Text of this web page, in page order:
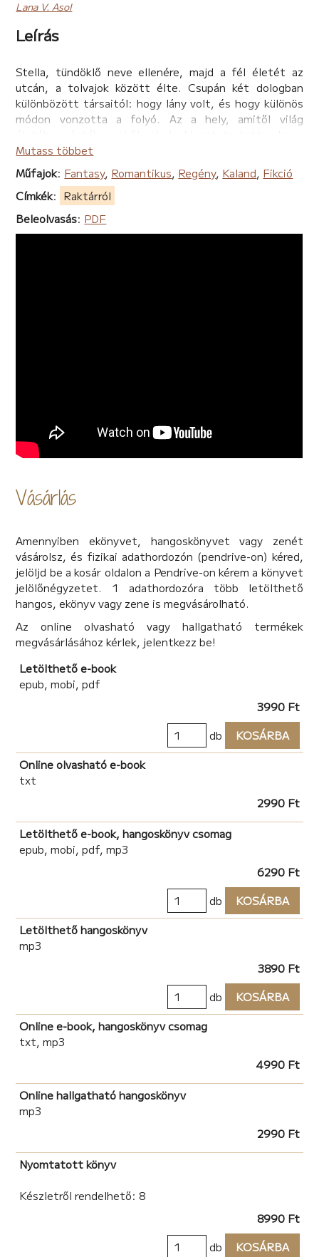
Lana V. Asol
Leírás
Stella, tündöklő neve ellenére, majd a fél életét az
utcán, a tolvajok között élte. Csupán két dologban
különbözött társaitól: hogy lány volt, és hogy különös
módon vonzotta a folyó. Az a hely, amitől világ
veszélyes, bűvös lények birodalmát határolja. Ezért
több ezer éve senki sem látta a túlpartját. Leszámítva
őt, akit egy keserű véletlen, a mesék démonjainak
világába sodort. A Négy varázs birodalom komor urának
palotájába kerül, könyörületből rejtegetik, ám bezárva,
titokban kell élnie halandó lévén, egy percig sem
Mutass többet
Műfajok: Fantasy, Romantikus, Regény, Kaland, Fikció
Címkék: Raktárról
Beleolvasás: PDF
Vásárlás
Amennyiben ekönyvet, hangoskönyvet vagy zenét
vásárolsz, és fizikai adathordozón (pendrive-on) kéred,
jelöljd be a kosár oldalon a Pendrive-on kérem a könyvet
jelölőnégyzetet. 1 adathordozóra több letölthető
hangos, ekönyv vagy zene is megvásárolható.
Az online olvasható vagy hallgatható termékek
megvásárlásához kérlek, jelentkezz be!
Letölthető e-book
epub, mobi, pdf
3990 Ft
db
KOSÁRBA
Online olvasható e-book
txt
2990 Ft
Letölthető e-book, hangoskönyv csomag
epub, mobi, pdf, mp3
6290 Ft
db
KOSÁRBA
Letölthető hangoskönyv
mp3
3890 Ft
db
KOSÁRBA
Online e-book, hangoskönyv csomag
txt, mp3
4990 Ft
Online hallgatható hangoskönyv
mp3
2990 Ft
Nyomtatott könyv
Készletről rendelhető: 8
8990 Ft
db
KOSÁRBA